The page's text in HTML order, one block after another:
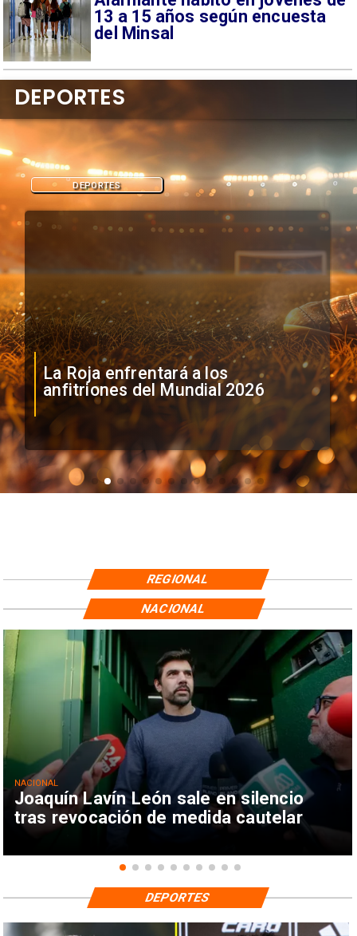
13 a 15 años según encuesta
del Minsal
La Roja enfrentará a los
anfitriones del Mundial 2026
DEPORTES
DEPORTES
REGIONAL
Joaquín Lavín León sale en silencio
tras revocación de medida cautelar
NACIONAL
NACIONAL
DEPORTES